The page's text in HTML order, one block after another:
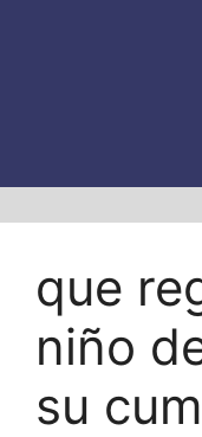
que
niño
su